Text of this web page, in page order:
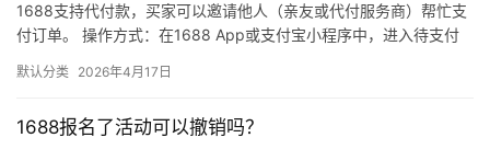
1688支持代付款，买家可以邀请他人（亲友或代付服务商）帮忙支
付订单。 操作方式：在1688 App或支付宝小程序中，进入待支付
默认分类 2026年4月17日
1688报名了活动可以撤销吗？